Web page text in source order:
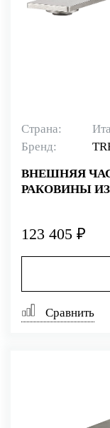
Страна:
Бренд:
ВНЕШНЯЯ
РАКОВИНЫ
123 405 ₽
Сравнить